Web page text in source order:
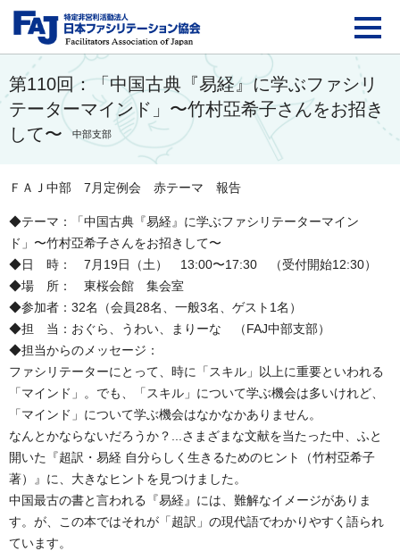
FAJ：特定非営利活動
第110回：「中国古典『易経』に学ぶファシリ
テーターマインド」〜竹村亞希子さんをお招き
して〜
中部支部
ＦＡＪ中部 7月定例会 赤テーマ 報告
◆テーマ：「中国古典『易経』に学ぶファシリテーターマイン
ド」〜竹村亞希子さんをお招きして〜
◆日 時： 7月19日（土） 13:00〜17:30 （受付開始12:30）
◆場 所： 東桜会館 集会室
◆参加者：32名（会員28名、一般3名、ゲスト1名）
◆担 当：おぐら、うわい、まりーな （FAJ中部支部）
◆担当からのメッセージ：
ファシリテーターにとって、時に「スキル」以上に重要といわれる
「マインド」。でも、「スキル」について学ぶ機会は多いけれど、
「マインド」について学ぶ機会はなかなかありません。
なんとかならないだろうか？...さまざまな文献を当たった中、ふと
開いた『超訳・易経 自分らしく生きるためのヒント（竹村亞希子
著）』に、大きなヒントを見つけました。
中国最古の書と言われる『易経』には、難解なイメージがありま
す。が、この本ではそれが「超訳」の現代語でわかりやすく語られ
ています。